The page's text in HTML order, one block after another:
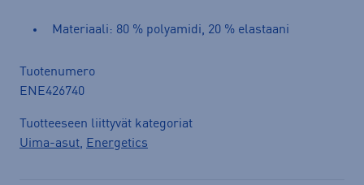
Materiaali: 80 % polyamidi, 20 % elastaani
Tuotenumero
ENE426740
Tuotteeseen liittyvät kategoriat
Uima-asut, Energetics